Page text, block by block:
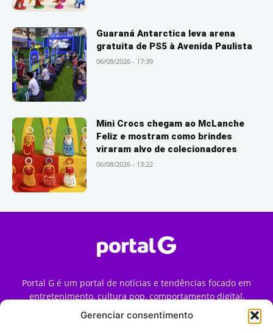
Gerenciar consentimento
Guaraná Antarctica leva arena
gratuita de PS5 à Avenida Paulista
06/08/2026 - 17:39
Mini Crocs chegam ao McLanche
Feliz e mostram como brindes
viraram alvo de colecionadores
06/08/2026 - 13:22
Portal G é um portal de notícias e tendências focado em
entretenimento, cultura pop, comportamento digital,
streaming, games e iniciativas de marca que impactam a
forma como o público vive e consome internet no Brasil.